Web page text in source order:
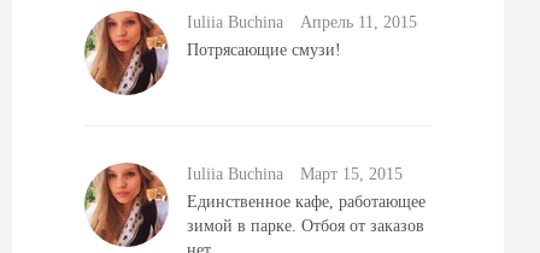
Iuliia Buchina
Aпрель 11, 2015
Потрясающие смузи!
Iuliia Buchina
Mарт 15, 2015
Единственное кафе, работающее
зимой в парке. Отбоя от заказов